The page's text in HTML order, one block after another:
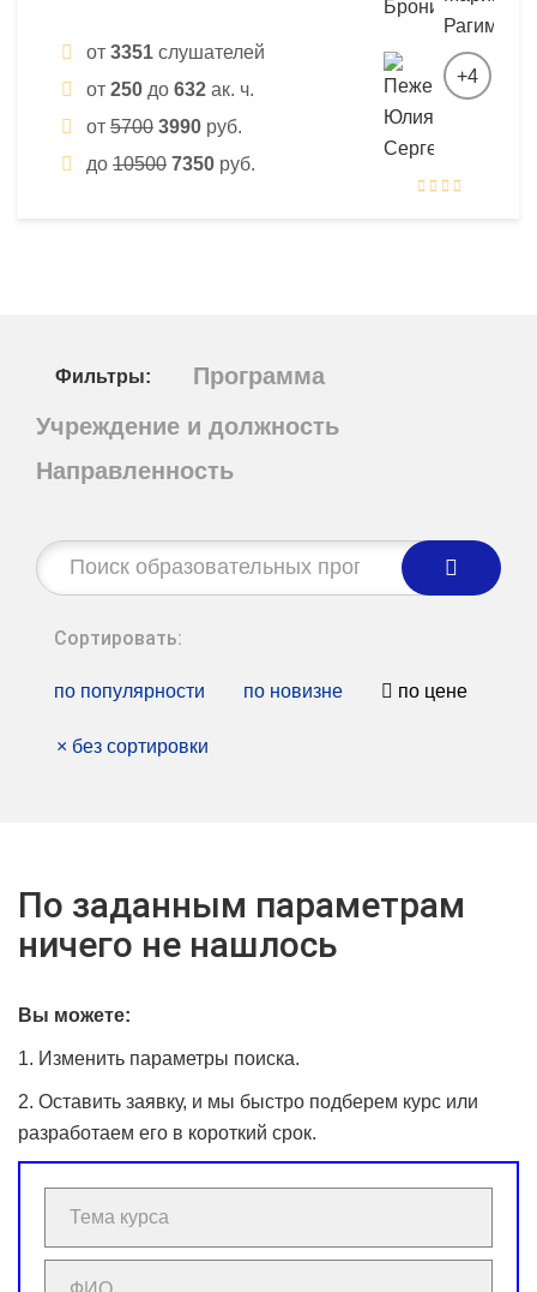
от 3351 слушателей
от 250 до 632 ак. ч.
от 5700 3990 руб.
до 10500 7350 руб.
+4
Фильтры:
Программа
Учреждение и должность
Направленность
Строка
поиска:
Сортировать:
по популярности по новизне по цене
× без сортировки
По заданным параметрам
ничего не нашлось
Вы можете:
1. Изменить параметры поиска.
2. Оставить заявку, и мы быстро подберем курс или
разработаем его в короткий срок.